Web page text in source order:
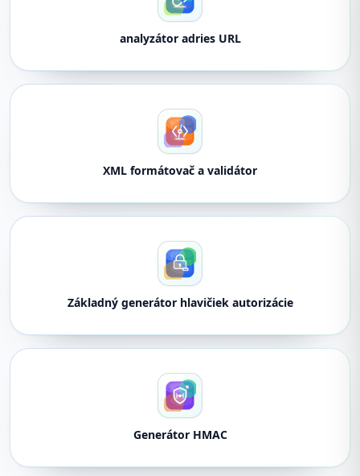
analyzátor adries URL
XML formátovač a validátor
Základný generátor hlavičiek autorizácie
Generátor HMAC